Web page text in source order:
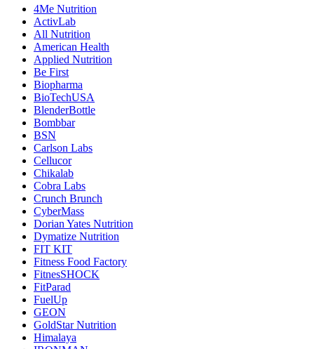
4Me Nutrition
ActivLab
All Nutrition
American Health
Applied Nutrition
Be First
Biopharma
BioTechUSA
BlenderBottle
Bombbar
BSN
Carlson Labs
Cellucor
Chikalab
Cobra Labs
Crunch Brunch
CyberMass
Dorian Yates Nutrition
Dymatize Nutrition
FIT KIT
Fitness Food Factory
FitnesSHOCK
FitParad
FuelUp
GEON
GoldStar Nutrition
Himalaya